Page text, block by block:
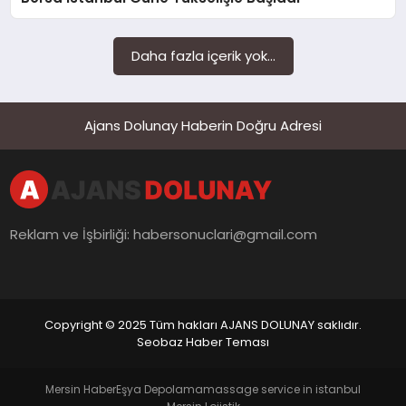
Daha fazla içerik yok...
Ajans Dolunay Haberin Doğru Adresi
Reklam ve İşbirliği:habersonuclari@gmail.com
Copyright © 2025 Tüm hakları AJANS DOLUNAY saklıdır.
Seobaz Haber Teması
Mersin HaberEşya Depolamamassage service in istanbul